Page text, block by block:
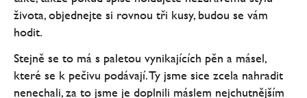
života, objednejte si rovnou tři kusy, budou se vám
hodit.
Stejně se to má s paletou vynikajících pěn a másel,
které se k pečivu podávají. Ty jsme sice zcela nahradit
nenechali, za to jsme je doplnili máslem nejchutnějším